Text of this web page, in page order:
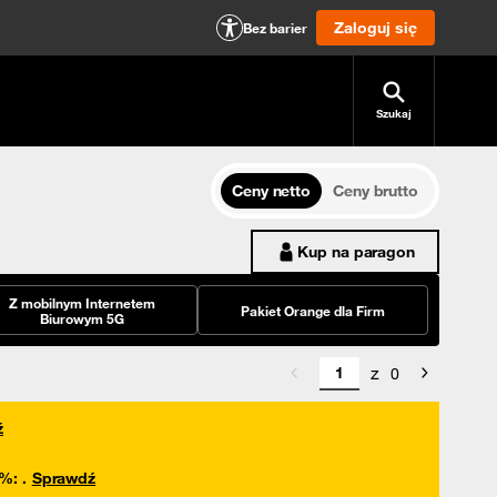
Bez barier Zaloguj się
Szukaj
Ceny netto
Ceny brutto
Kup na paragon
Z mobilnym Internetem
Biurowym 5G
Pakiet Orange dla Firm
z 0
: . Sprawdź